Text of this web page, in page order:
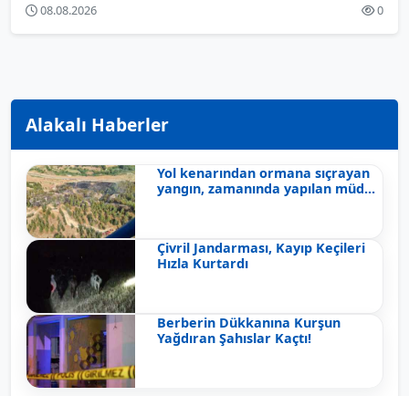
08.08.2026 0
Alakalı Haberler
Yol kenarından ormana sıçrayan
yangın, zamanında yapılan müd...
Çivril Jandarması, Kayıp Keçileri
Hızla Kurtardı
Berberin Dükkanına Kurşun
Yağdıran Şahıslar Kaçtı!